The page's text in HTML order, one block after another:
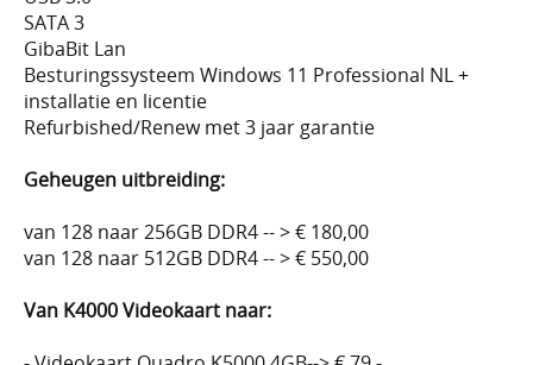
SATA 3
GibaBit Lan
Besturingssysteem Windows 11 Professional NL +
installatie en licentie
Refurbished/Renew met 3 jaar garantie
Geheugen uitbreiding:
van 128 naar 256GB DDR4 -- > € 180,00
van 128 naar 512GB DDR4 -- > € 550,00
Van K4000 Videokaart naar: